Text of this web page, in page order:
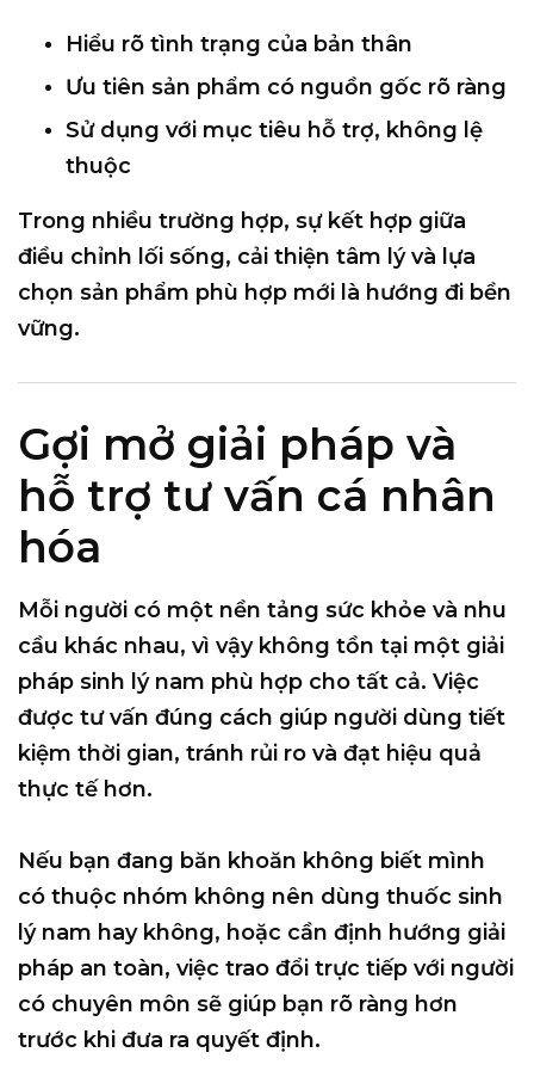
Hiểu rõ tình trạng của bản thân
Ưu tiên sản phẩm có nguồn gốc rõ ràng
Sử dụng với mục tiêu hỗ trợ, không lệ
thuộc
Trong nhiều trường hợp, sự kết hợp giữa
điều chỉnh lối sống, cải thiện tâm lý và lựa
chọn sản phẩm phù hợp mới là hướng đi bền
vững.
Gợi mở giải pháp và
hỗ trợ tư vấn cá nhân
hóa
Mỗi người có một nền tảng sức khỏe và nhu
cầu khác nhau, vì vậy không tồn tại một giải
pháp sinh lý nam phù hợp cho tất cả. Việc
được tư vấn đúng cách giúp người dùng tiết
kiệm thời gian, tránh rủi ro và đạt hiệu quả
thực tế hơn.
Nếu bạn đang băn khoăn không biết mình
có thuộc nhóm không nên dùng thuốc sinh
lý nam hay không, hoặc cần định hướng giải
pháp an toàn, việc trao đổi trực tiếp với người
có chuyên môn sẽ giúp bạn rõ ràng hơn
trước khi đưa ra quyết định.